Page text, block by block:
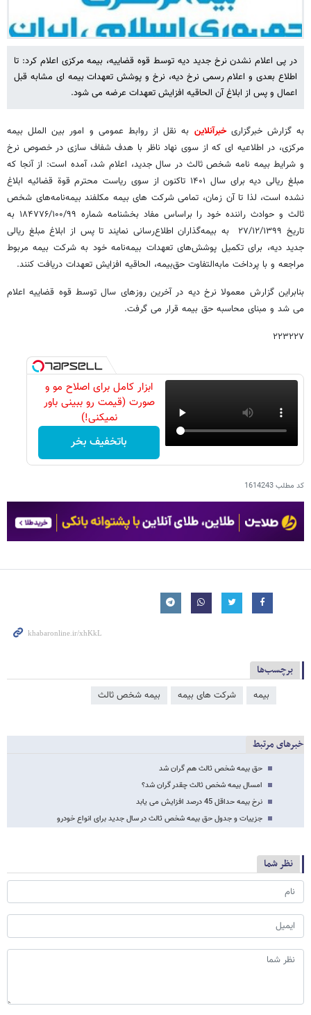
در پی اعلام نشدن نرخ جدید دیه توسط قوه قضاییه، بیمه مرکزی اعلام کرد: تا
اطلاع بعدی و اعلام رسمی نرخ دیه، نرخ و پوشش تعهدات بیمه ای مشابه قبل
اعمال و پس از ابلاغ آن الحاقیه افزایش تعهدات عرضه می شود.
به گزارش خبرگزاریخبرآنلاین به نقل از روابط عمومی و امور بین الملل بیمه
مرکزی، در اطلاعیه ای که از سوی نهاد ناظر با هدف شفاف سازی در خصوص نرخ
و شرایط بیمه نامه شخص ثالث در سال جدید، اعلام شد، آمده است: از آنجا که
مبلغ ریالی دیه برای سال ۱۴۰۱ تاکنون از سوی ریاست محترم قوة قضائیه ابلاغ
نشده است، لذا تا آن زمان، تمامی شرکت های بیمه مکلفند بیمه‌نامه‌های شخص
ثالث و حوادث راننده خود را براساس مفاد بخشنامه شماره ۱۸۴۷۷۶/۱۰۰/۹۹ به
تاریخ ۲۷/۱۲/۱۳۹۹ به بیمه‌گذاران اطلاع‌رسانی نمایند تا پس از ابلاغ مبلغ ریالی
جدید دیه، برای تکمیل پوشش‌های تعهدات بیمه‌نامه خود به شرکت بیمه مربوط
مراجعه و با پرداخت مابه‌التفاوت حق‌بیمه، الحاقیه افزایش تعهدات دریافت کنند.
بنابراین گزارش معمولا نرخ دیه در آخرین روزهای سال توسط قوه قضاییه اعلام
می شد و مبنای محاسبه حق بیمه قرار می گرفت.
۲۲۳۲۲۷
ابزار کامل برای اصلاح مو و
صورت (قیمت رو ببینی باور
نمیکنی!)
باتخفیف بخر
کد مطلب1614243
برچسب‌ها
بیمه شرکت های بیمه بیمه شخص ثالث
خبرهای مرتبط
حق بیمه شخص ثالث هم گران شد
امسال بیمه‌ شخص ثالث چقدر گران شد؟
نرخ بیمه حداقل 45 درصد افزایش می یابد
جزییات و جدول حق بیمه شخص ثالث در سال جدید برای انواع خودرو
نظر شما